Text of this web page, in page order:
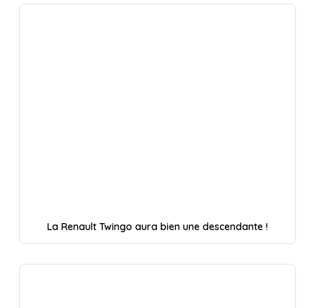
La Renault Twingo aura bien une descendante !